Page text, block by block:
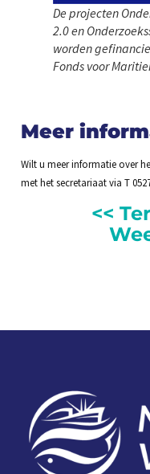
De projecten
2.0 en
worden
Fonds voor
Meer
Wilt u meer informatie over
met het secretariaat via T
<<